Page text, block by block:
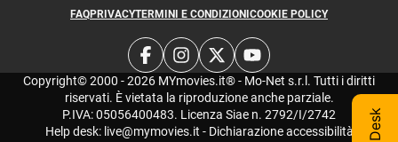
FAQPRIVACYTERMINI E CONDIZIONICOOKIE POLICY
Copyright© 2000 - 2026 MYmovies.it® - Mo-Net s.r.l. Tutti i diritti
riservati. È vietata la riproduzione anche parziale.
P.IVA: 05056400483. Licenza Siae n. 2792/I/2742
Help desk: live@mymovies.it - Dichiarazione accessibilità